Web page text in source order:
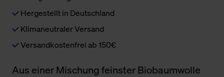
Hergestellt in Deutschland
Klimaneutraler Versand
Versandkostenfrei ab 150€
Aus einer Mischung feinster Biobaumwolle